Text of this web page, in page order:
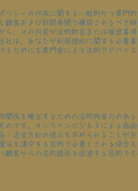
リシーの作成に関する一般的かつ専門的
顧客および訪問者間で構築されるべき
ら、その内容が法的助言または推奨事
社は、あなたが利用規約に関する必要
るためにも専門家による法的アドバイ
関係を確立するための法的拘束力のあ
のです。オンラインビジネスによる商
・返金方針の提示を求められることがあ
法を遵守する目的で必要とされる場合も
顧客からの法的請求を回避する目的でも